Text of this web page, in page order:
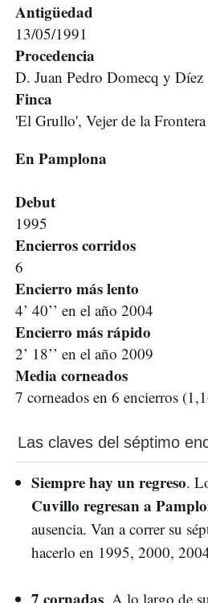
Antigüedad
13/05/1991
Procedencia
D. Juan Pedro Domecq y Díez
Finca
'El Grullo', Vejer de la
En Pamplona
Debut
1995
Encierros corridos
6
Encierro más lento
4’ 40’’ en el año 2004
Encierro más rápido
2’ 18’’ en el año 2009
Media corneados
7 corneados en 6 encierros
Las claves del séptimo
Siempre hay un regreso.
Cuvillo regresan a
ausencia. Van a correr su
hacerlo en 1995, 2000,
. A lo largo de